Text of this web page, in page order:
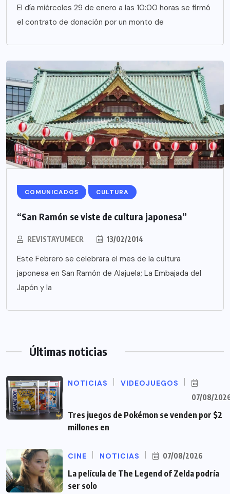
El día miércoles 29 de enero a las 10:00 horas se firmó
el contrato de donación por un monto de
COMUNICADOS CULTURA
“San Ramón se viste de cultura japonesa”
REVISTAYUMECR 13/02/2014
Este Febrero se celebrara el mes de la cultura
japonesa en San Ramón de Alajuela; La Embajada del
Japón y la
Últimas noticias
NOTICIAS VIDEOJUEGOS
07/08/
Tres juegos de Pokémon se venden por $2
millones en
CINE NOTICIAS 07/08/2026
La película de The Legend of Zelda podría
ser solo